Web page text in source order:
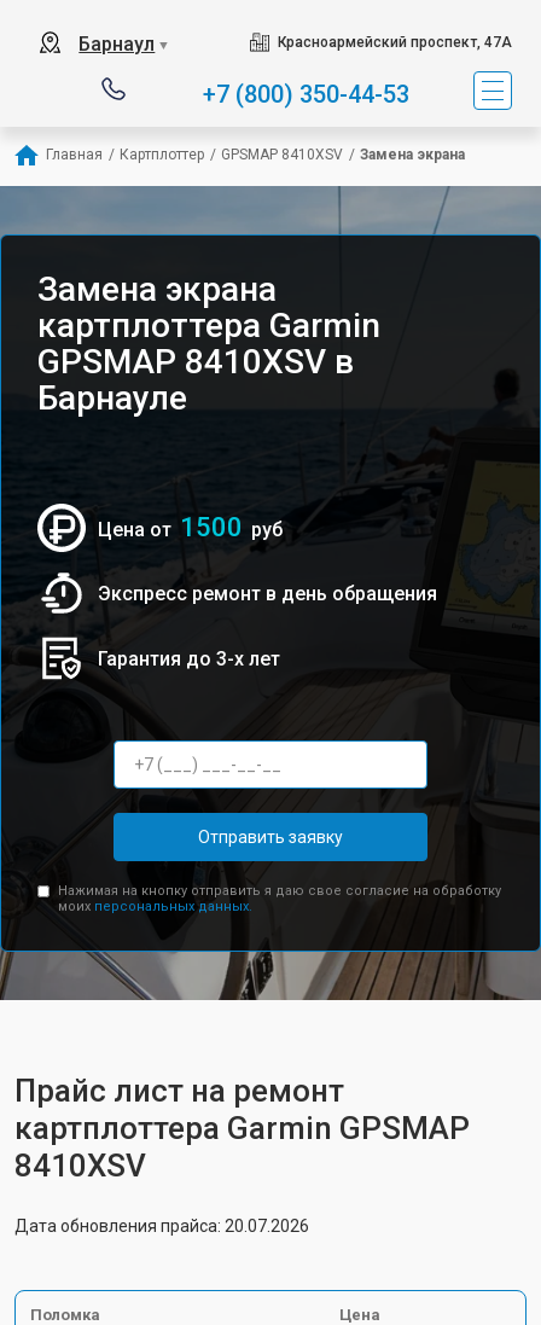
Барнаул ▼ Красноармейский проспект, 47А
+7 (800) 350-44-53
Главная / Картплоттер / GPSMAP 8410XSV / Замена экрана
Замена экрана
картплоттера Garmin
GPSMAP 8410XSV в
Барнауле
Цена от 1500 руб
Экспресс ремонт в день обращения
Гарантия до 3-х лет
Отправить заявку
Нажимая на кнопку отправить я даю свое согласие на обработку
моих персональных данных.
Прайс лист на ремонт
картплоттера Garmin GPSMAP
8410XSV
Дата обновления прайса: 20.07.2026
Поломка Цена